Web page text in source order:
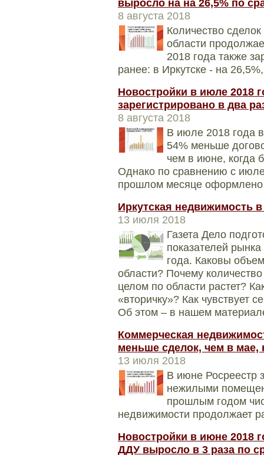
выросло на на 26,5% по
8 августа 2018
Количество
области
2018 года также
ранее: в Иркутске - на
Новостройки в июле 2018
зарегистрировано в два
8 августа 2018
В июле 2018 года в
54% меньше
чем в июне, когда
Однако по сравнению с
прошлом месяце
Иркутская недвижимость
13 июля 2018
​​​​​​​Газета Дело
показателей
года. Каковы
области? Почему
целом по области растет?
«вторичку»? Как чувствует
Об этом – в нашем
Коммерческая
меньше сделок, чем в
13 июля 2018
В июне Росреестр
нежилыми
прошлым годом
недвижимости продолжает
Новостройки в июне 2018
ДДУ выросло в 3 раза по